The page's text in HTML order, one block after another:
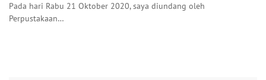
Pada hari Rabu 21 Oktober 2020, saya diundang oleh
Perpustakaan…